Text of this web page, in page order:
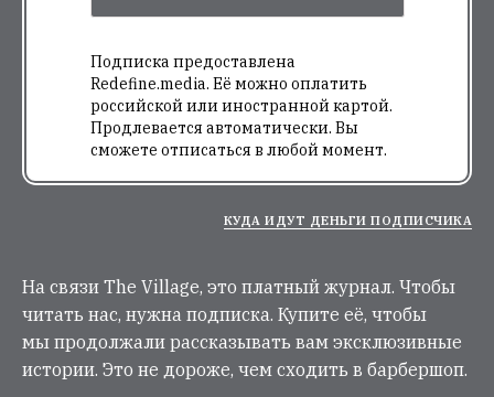
Подписка предоставлена
Redefine.media. Её можно оплатить
российской или иностранной картой.
Продлевается автоматически. Вы
сможете отписаться в любой момент.
КУДА ИДУТ ДЕНЬГИ ПОДПИСЧИКА
На связи The Village, это платный журнал. Чтобы
читать нас, нужна подписка. Купите её, чтобы
мы продолжали рассказывать вам эксклюзивные
истории. Это не дороже, чем сходить в барбершоп.